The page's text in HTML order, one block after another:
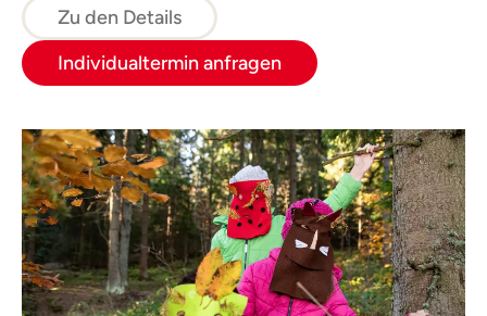
Rohstoff Holz.
Zu den Details
Individualtermin anfragen